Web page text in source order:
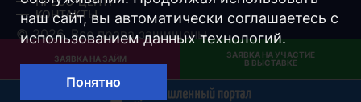
ЗАЯВКА НА ЗАЙМ
ЗАЯВКА НА УЧАСТИЕ
В ВЫСТАВКЕ
КОНТАКТЫ
© 2026. Все права защищены.
Разработка -Интернет-Имидж
наш сайт, вы автоматически соглашаетесь с
использованием данных технологий.
Понятно